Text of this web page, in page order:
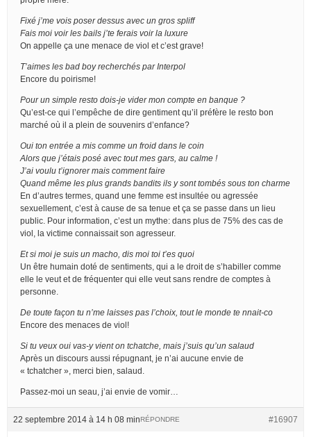
Fixé j’me vois poser dessus avec un gros spliff
Fais moi voir les bails j’te ferais voir la luxure
On appelle ça une menace de viol et c’est grave!
T’aimes les bad boy recherchés par Interpol
Encore du poirisme!
Pour un simple resto dois-je vider mon compte en banque ?
Qu’est-ce qui l’empêche de dire gentiment qu’il préfère le resto bon
marché où il a plein de souvenirs d’enfance?
Oui ton entrée a mis comme un froid dans le coin
Alors que j’étais posé avec tout mes gars, au calme !
J’ai voulu t’ignorer mais comment faire
Quand même les plus grands bandits ils y sont tombés sous ton charme
En d’autres termes, quand une femme est insultée ou agressée
sexuellement, c’est à cause de sa tenue et ça se passe dans un lieu
public. Pour information, c’est un mythe: dans plus de 75% des cas de
viol, la victime connaissait son agresseur.
Et si moi je suis un macho, dis moi toi t’es quoi
Un être humain doté de sentiments, qui a le droit de s’habiller comme
elle le veut et de fréquenter qui elle veut sans rendre de comptes à
personne.
De toute façon tu n’me laisses pas l’choix, tout le monde te nnait-co
Encore des menaces de viol!
Si tu veux oui vas-y vient on tchatche, mais j’suis qu’un salaud
Après un discours aussi répugnant, je n’ai aucune envie de
« tchatcher », merci bien, salaud.
Passez-moi un seau, j’ai envie de vomir…
22 septembre 2014 à 14 h 08 min #16907
RÉPONDRE